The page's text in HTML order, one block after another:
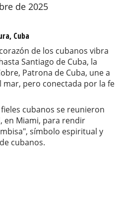
de 2025
Cuba
de los cubanos vibra
Santiago de Cuba, la
Patrona de Cuba, une a
pero conectada por la fe
cubanos se reunieron
en Miami, para rendir
símbolo espiritual y
cubanos.